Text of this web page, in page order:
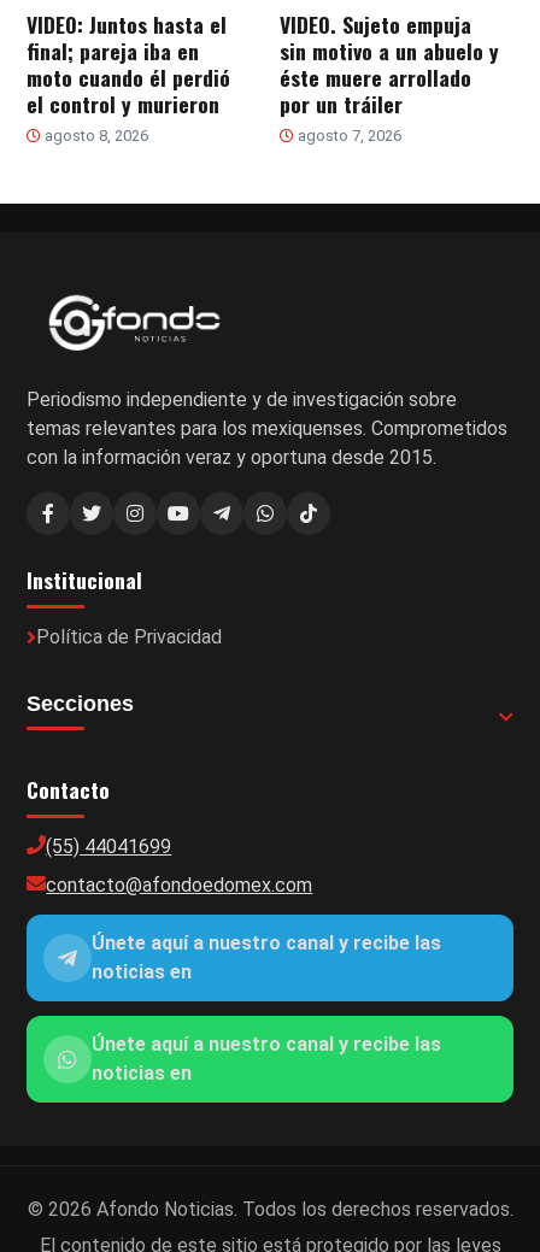
VIDEO: Juntos hasta el
final; pareja iba en
moto cuando él perdió
el control y murieron
agosto 8, 2026
VIDEO. Sujeto empuja
sin motivo a un abuelo y
éste muere arrollado
por un tráiler
agosto 7, 2026
Periodismo independiente y de investigación sobre
temas relevantes para los mexiquenses. Comprometidos
con la información veraz y oportuna desde 2015.
Institucional
Política de Privacidad
Secciones
Contacto
(55) 44041699
contacto@afondoedomex.com
Únete aquí a nuestro canal y recibe las
noticias en
Únete aquí a nuestro canal y recibe las
noticias en
© 2026 Afondo Noticias. Todos los derechos reservados.
El contenido de este sitio está protegido por las leyes